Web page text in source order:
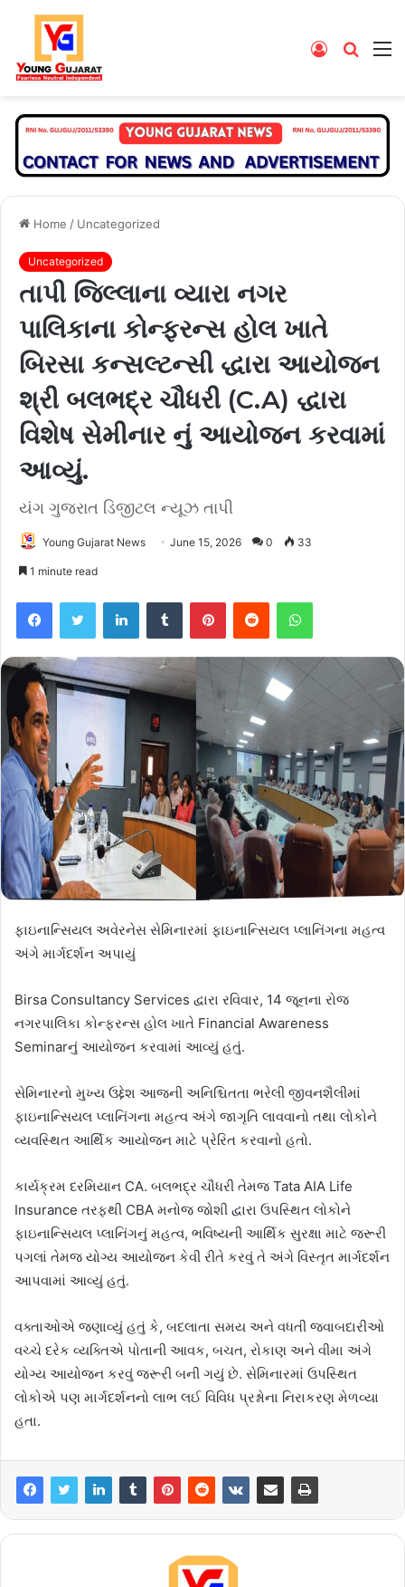
Search
Log
Home / Uncategorized
Uncategorized
તાપી જિલ્લાના વ્યારા નગર
પાલિકાના કોન્ફરન્સ હોલ ખાતે
બિરસા કન્સલ્ટન્સી દ્ધારા આયોજન
શ્રી બલભદ્ર ચૌધરી (C.A) દ્ધારા
વિશેષ સેમીનાર નું આયોજન કરવામાં
આવ્યું.
યંગ ગુજરાત ડિજીટલ ન્યૂઝ તાપી
Young Gujarat News June 15, 2026 0 33
1 minute read
FacebookTwitter LinkedInTumblr PinterestReddit WhatsApp
ફાઇનાન્સિયલ અવેરનેસ સેમિનારમાં ફાઇનાન્સિયલ પ્લાનિંગના મહત્વ
અંગે માર્ગદર્શન અપાયું
Birsa Consultancy Services દ્વારા રવિવાર, 14 જૂનના રોજ
નગરપાલિકા કોન્ફરન્સ હોલ ખાતે Financial Awareness
Seminarનું આયોજન કરવામાં આવ્યું હતું.
સેમિનારનો મુખ્ય ઉદ્દેશ આજની અનિશ્ચિતતા ભરેલી જીવનશૈલીમાં
ફાઇનાન્સિયલ પ્લાનિંગના મહત્વ અંગે જાગૃતિ લાવવાનો તથા લોકોને
વ્યવસ્થિત આર્થિક આયોજન માટે પ્રેરિત કરવાનો હતો.
કાર્યક્રમ દરમિયાન CA. બલભદ્ર ચૌધરી તેમજ Tata AIA Life
Insurance તરફથી CBA મનોજ જોશી દ્વારા ઉપસ્થિત લોકોને
ફાઇનાન્સિયલ પ્લાનિંગનું મહત્વ, ભવિષ્યની આર્થિક સુરક્ષા માટે જરૂરી
પગલાં તેમજ યોગ્ય આયોજન કેવી રીતે કરવું તે અંગે વિસ્તૃત માર્ગદર્શન
આપવામાં આવ્યું હતું.
વક્તાઓએ જણાવ્યું હતું કે, બદલાતા સમય અને વધતી જવાબદારીઓ
વચ્ચે દરેક વ્યક્તિએ પોતાની આવક, બચત, રોકાણ અને વીમા અંગે
યોગ્ય આયોજન કરવું જરૂરી બની ગયું છે. સેમિનારમાં ઉપસ્થિત
લોકોએ પણ માર્ગદર્શનનો લાભ લઈ વિવિધ પ્રશ્નોના નિરાકરણ મેળવ્યા
હતા.